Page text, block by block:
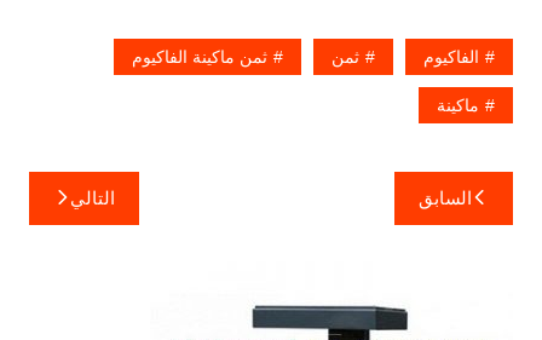
الفاكيوم ثمن ثمن ماكينة الفاكيوم
ماكينة
تصفّح
المقالات
السابق التالي